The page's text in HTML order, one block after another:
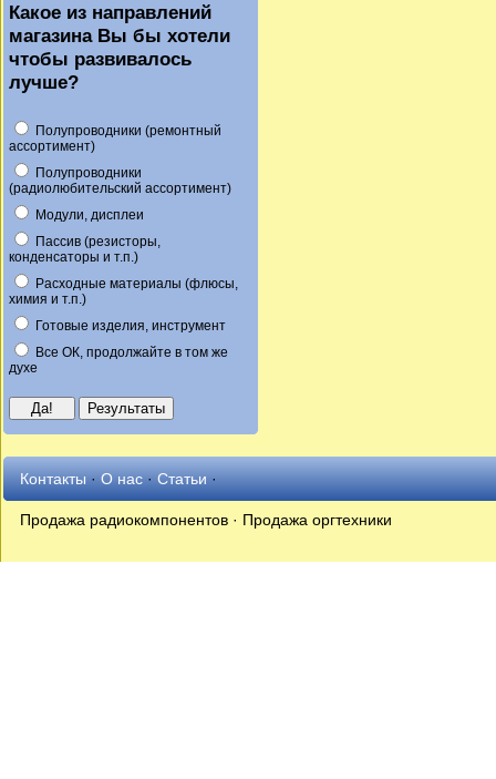
Какое из направлений
магазина Вы бы хотели
чтобы развивалось
лучше?
Полупроводники (ремонтный
ассортимент)
Полупроводники
(радиолюбительский ассортимент)
Модули, дисплеи
Пассив (резисторы,
конденсаторы и т.п.)
Расходные материалы (флюсы,
химия и т.п.)
Готовые изделия, инструмент
Все ОК, продолжайте в том же
духе
Контакты·О нас·Статьи·
Продажа радиокомпонентов · Продажа оргтехники